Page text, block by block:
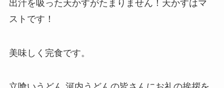
出汁を吸った天かすがたまりません！天かすはマ
ストです！
美味しく完食です。